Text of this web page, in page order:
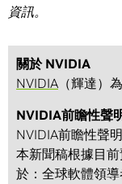
資訊。
關於 NVIDIA
NVIDIA （輝達）
NVIDIA前瞻性聲
NVIDIA前瞻性聲明
本新聞稿根據目
於：全球軟體領